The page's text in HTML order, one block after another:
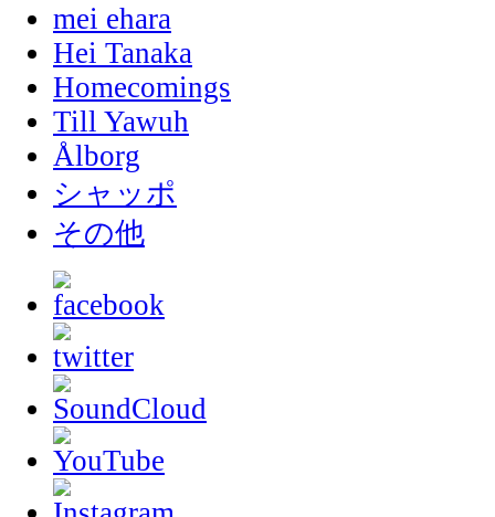
mei ehara
Hei Tanaka
Homecomings
Till Yawuh
Ålborg
シャッポ
その他